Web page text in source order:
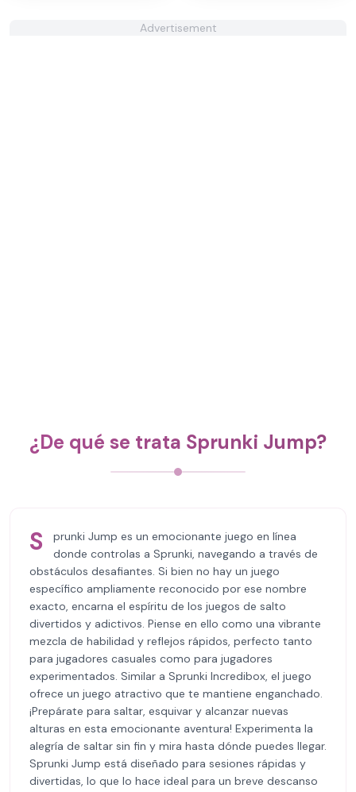
Advertisement
¿De qué se trata Sprunki Jump?
S
prunki Jump es un emocionante juego en línea
donde controlas a Sprunki, navegando a través de
obstáculos desafiantes. Si bien no hay un juego
específico ampliamente reconocido por ese nombre
exacto, encarna el espíritu de los juegos de salto
divertidos y adictivos. Piense en ello como una vibrante
mezcla de habilidad y reflejos rápidos, perfecto tanto
para jugadores casuales como para jugadores
experimentados. Similar a Sprunki Incredibox, el juego
ofrece un juego atractivo que te mantiene enganchado.
¡Prepárate para saltar, esquivar y alcanzar nuevas
alturas en esta emocionante aventura! Experimenta la
alegría de saltar sin fin y mira hasta dónde puedes llegar.
Sprunki Jump está diseñado para sesiones rápidas y
divertidas, lo que lo hace ideal para un breve descanso